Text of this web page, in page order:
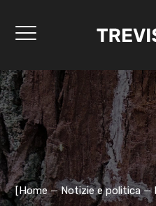
[Home Notizie e politica